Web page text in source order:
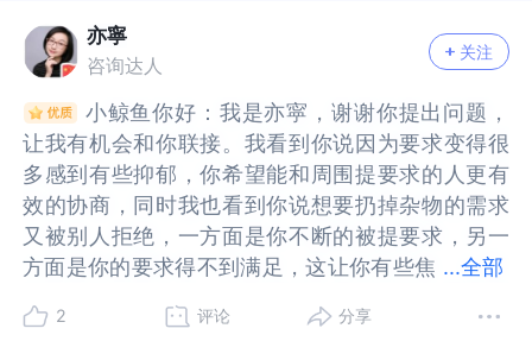
方：例如可以说妈妈看到家里这些堆积的东西，我
的心里感到特别压抑，烦躁、凌乱。我看你平时收
拾家里也总是很累，我猜你有时候也会感到很无
力，对吗？3、勇敢说出自己内心真实需求：其实我
想通过改变一下家里杂乱的环境，好让我的心里重
新能够感觉到放松和宁静。我觉得一个舒服整齐的
环境，能给我带来好的情绪。4、明确表达自己的请
求：例如可以说。能不能为了我尝试一个小的改
纳师过来替我们好好整理，也许也能够给你带来焕
例如可以说妈妈看到家里这些堆积的东西，我的心
里感到特别压抑，烦躁、凌乱。我看你平时收拾家
里也总是很累，我猜你有时候也会感到很无力，对
吗？3、勇敢说出自己内心真实需求：其实我想通过
改变一下家里杂乱的环境，好让我的心里重新能够
感觉到放松和宁静。我觉得一个舒服整齐的环境，
能给我带来好的情绪。4、明确表达自己的请求：例
如可以说。能不能为了我尝试一个小的改变？如果
替我们好好整理，也许也能够给你带来焕然一新的
事，那么就会认为对方是阻挠自己，对方在否定自
己。这样你们的内在就会收获挫败，收获对抗，收
获愤怒，委屈，压抑和难过。NLP里面有一句话叫
做每个行为背后都有其正确动机。只是我们每个人
有不同的经历，不同的认知和不同的解读，所以就
会对同样一件事情有不同的看法，产生不同的行
为。你需要知道的是，你有这样的需求没有错，不
知道这样的分析，你又能否理解妈妈会有她那样的
想法和行为。3.怎么办你内在会有这么多的要求，
或许说明你平时被大家的要求束缚的太多。或者你
方是阻挠自己，对方在否定自己。这样你们的内在
就会收获挫败，收获对抗，收获愤怒，委屈，压抑
和难过。NLP里面有一句话叫做每个行为背后都有
其正确动机。只是我们每个人有不同的经历，不同
的认知和不同的解读，所以就会对同样一件事情有
不同的看法，产生不同的行为。你需要知道的是，
你有这样的需求没有错，不知道这样的分析，你又
能否理解妈妈会有她那样的想法和行为。3.怎么办
你内在会有这么多的要求，或许说明你平时被大家
的要求束缚的太多。或者你也会强迫自己去符合他
家，对物品也许可以看出妈妈重感情。家里的物品
有她这些年的付出～当妈妈被理解，我们猜猜她会
想什么？就如这本书缘起：一位母亲的“收藏”其实
主角是艺术家宋冬的母亲赵湘源，一位普通北京老
人￼￼￼。她一辈子习惯“什么都舍不得扔”：旧衣
服、碎布头、锅碗瓢盆、瓶瓶罐罐、旧玩具、老家
具……攒了一万余件，堆满家里每个角落￼￼￼。母
亲出生物质匮乏年代的节俭、对“万一有用”的念
想、对家人生活痕迹的珍视，后来变成一种情感寄
托与生活方式￼￼￼。那是居安思危，对未来充满
可以看出妈妈重感情。家里的物品有她这些年的付
出～当妈妈被理解，我们猜猜她会想什么？就如这
本书缘起：一位母亲的“收藏”其实主角是艺术家宋
冬的母亲赵湘源，一位普通北京老人￼￼￼。她一辈子习
惯“什么都舍不得扔”：旧衣服、碎布头、锅碗瓢
盆、瓶瓶罐罐、旧玩具、老家具……攒了一万余件，
堆满家里每个角落￼￼￼。母亲出生物质匮乏年代的节
俭、对“万一有用”的念想、对家人生活痕迹的珍
视，后来变成一种情感寄托与生活方式￼￼￼。那是居安
思危，对未来充满不确定通过物品带来的安全感。
在敢于直面自己的想法，敢于尝试说出自己的诉
求。只是现实我们也需要看到，我们拥有表达的权
被满足或是否合理，这需要与身边人一起去探索尝
试。在尝试的过程中，我们慢慢探索其背后的诉求
是什么，至于陌生感会渐渐淡去，我们在试错的过
程中会学会其现实反馈是怎样。倘若，我们希望能
减少碰壁的机会或是期望能够被更多的看见接住，
可以考虑选择心理咨询的方式去加速这个过程。回
到抑郁本身，假如说你现在处于确诊的状态，我们
直面自己的想法，敢于尝试说出自己的诉求。只是
现实我们也需要看到，我们拥有表达的权力，也会
是否合理，这需要与身边人一起去探索尝试。在尝
试的过程中，我们慢慢探索其背后的诉求是什么，
至于陌生感会渐渐淡去，我们在试错的过程中会学
会其现实反馈是怎样。倘若，我们希望能减少碰壁
的机会或是期望能够被更多的看见接住，可以考虑
选择心理咨询的方式去加速这个过程。回到抑郁本
身，假如说你现在处于确诊的状态，我们需要的就
看看你举的例子。你提到了你想把桌上所有杂物都
扔掉，但妈妈反对。你认为自己似乎是自己的要求
很不合理，甚至很难被周围的人所理解动机。其实
一个要求合不合理，在我看来，只要不是杀人放火
威胁自己威胁他人安全违法法律的事情，都是合理
的。只是这个合理，是对当事人来说。而不是对所
有人。比如，对妈妈来说，你的要求就是不合理
的。同时合理的要求，未必就都能得到满足。简单
的说，都是因人而异的。没有绝对的合理或不合
理，你可以提要求，但其他人永远有不满足的权
利。是不是觉得很挫败，这就是人际关系复杂所
的例子。你提到了你想把桌上所有杂物都扔掉，但
妈妈反对。你认为自己似乎是自己的要求很不合
理，甚至很难被周围的人所理解动机。其实一个要
求合不合理，在我看来，只要不是杀人放火威胁自
己威胁他人安全违法法律的事情，都是合理的。只
是这个合理，是对当事人来说。而不是对所有人。
比如，对妈妈来说，你的要求就是不合理的。同时
合理的要求，未必就都能得到满足。简单的说，都
是因人而异的。没有绝对的合理或不合理，你可以
提要求，但其他人永远有不满足的权利。是不是觉
得很挫败，这就是人际关系复杂所在。所以，妈妈
亦寧
咨询达人
关注
...全部
小鲸鱼你好：我是亦寜，谢谢你提出问题，
让我有机会和你联接。我看到你说因为要求变得很
多感到有些抑郁，你希望能和周围提要求的人更有
效的协商，同时我也看到你说想要扔掉杂物的需求
又被别人拒绝，一方面是你不断的被提要求，另一
方面是你的要求得不到满足，这让你有些焦
能够在面对别人众多需求时有选择是否满足的权
让我有机会和你联接。我看到你说因为要求变得很
多感到有些抑郁，你希望能和周围提要求的人更有
效的协商，同时我也看到你说想要扔掉杂物的需求
又被别人拒绝，一方面是你不断的被提要求，另一
方面是你的要求得不到满足，这让你有些焦虑烦
在面对别人众多需求时有选择是否满足的权利，也
2 评论 分享